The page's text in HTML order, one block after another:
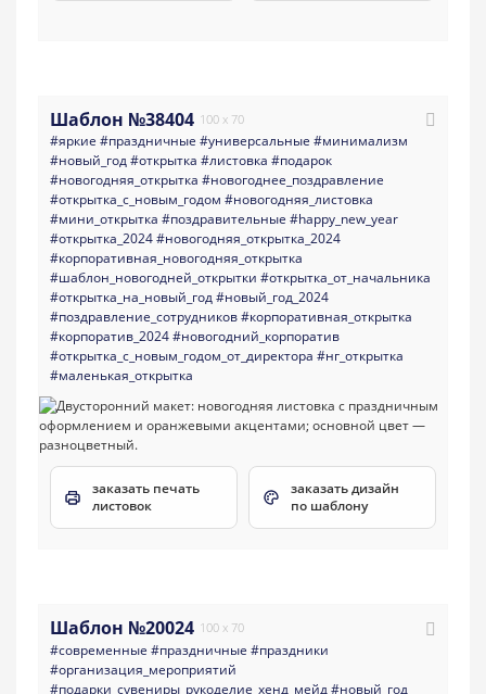
Шаблон №38404 100 x 70
#яркие #праздничные #универсальные #минимализм
#новый_год#открытка #листовка #подарок
#новогодняя_открытка #новогоднее_поздравление
#открытка_с_новым_годом #новогодняя_листовка
#мини_открытка #поздравительные #happy_new_year
#открытка_2024#новогодняя_открытка_2024
#корпоративная_новогодняя_открытка
#шаблон_новогодней_открытки #открытка_от_начальника
#открытка_на_новый_год#новый_год_2024
#поздравление_сотрудников#корпоративная_открытка
#корпоратив_2024#новогодний_корпоратив
#открытка_с_новым_годом_от_директора #нг_открытка
#маленькая_открытка
заказать печать
листовок
заказать дизайн
по шаблону
Шаблон №20024 100 x 70
#современные #праздничные #праздники
#организация_мероприятий
#подарки_сувениры_рукоделие_хенд_мейд#новый_год